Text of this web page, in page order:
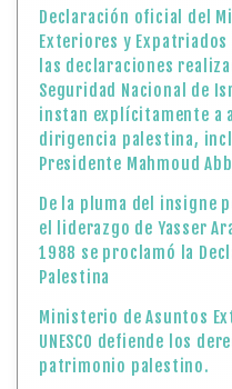
Declaración oficial del
Exteriores y
las declaraciones
Seguridad Nacional de
instan explícitamente a
dirigencia palestina,
Presidente Mahmoud
De la pluma del insigne
el liderazgo de Yasser
1988 se proclamó la
Palestina
Ministerio de Asuntos
UNESCO defiende los
patrimonio palestino.